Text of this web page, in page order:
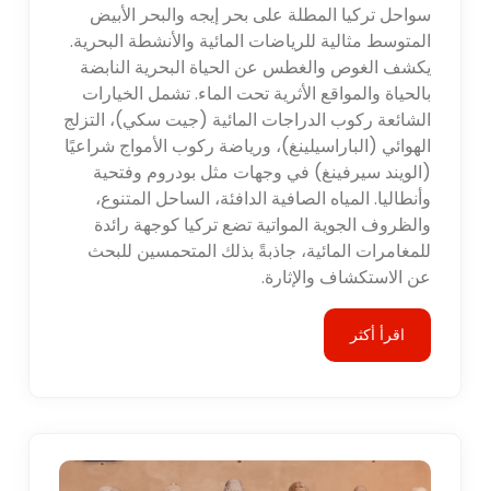
سواحل تركيا المطلة على بحر إيجه والبحر الأبيض
المتوسط مثالية للرياضات المائية والأنشطة البحرية.
يكشف الغوص والغطس عن الحياة البحرية النابضة
بالحياة والمواقع الأثرية تحت الماء. تشمل الخيارات
الشائعة ركوب الدراجات المائية (جيت سكي)، التزلج
الهوائي (الباراسيلينغ)، ورياضة ركوب الأمواج شراعيًا
(الويند سيرفينغ) في وجهات مثل بودروم وفتحية
وأنطاليا. المياه الصافية الدافئة، الساحل المتنوع،
والظروف الجوية المواتية تضع تركيا كوجهة رائدة
للمغامرات المائية، جاذبةً بذلك المتحمسين للبحث
عن الاستكشاف والإثارة.
اقرأ أكثر